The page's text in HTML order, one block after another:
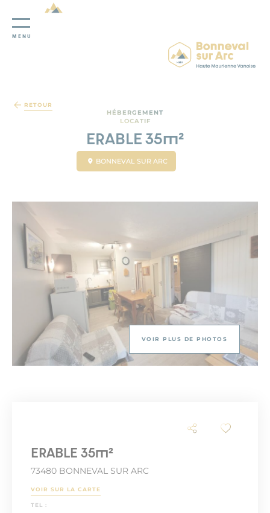
MENU
RETOUR
HÉBERGEMENT
LOCATIF
ERABLE 35m²
BONNEVAL SUR ARC
VOIR PLUS DE PHOTOS
ERABLE 35m²
73480 BONNEVAL SUR ARC
VOIR SUR LA CARTE
TEL :